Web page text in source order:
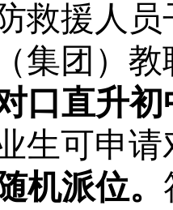
救援人
集团）
口直升初
生可申请
机派位。